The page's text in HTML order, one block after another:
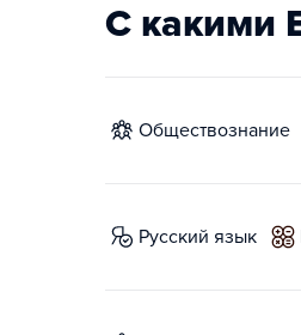
С какими
обществознание
русский язык